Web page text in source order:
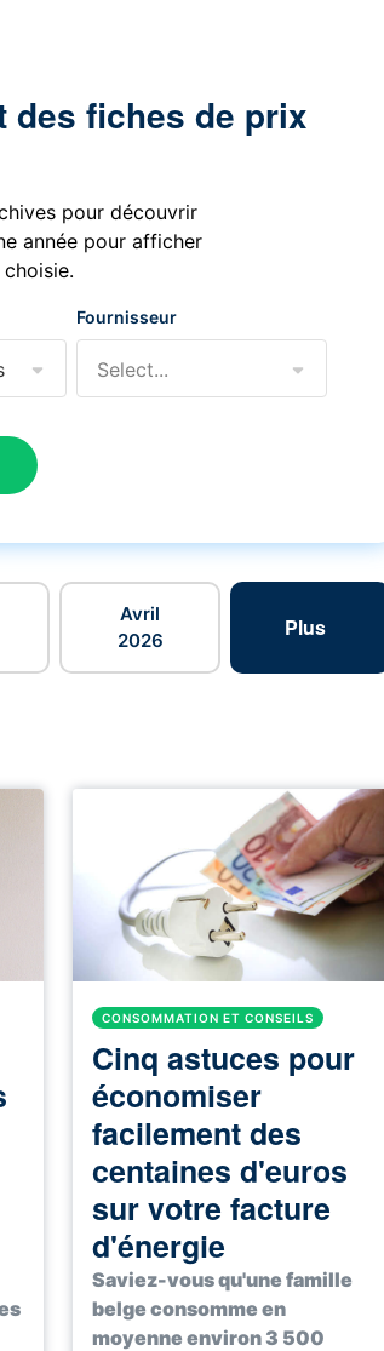
des fiches de prix
pour découvrir
année pour afficher
Fournisseur
Select...
Avril
2026
Plus
CONSOMMATION ET CONSEILS
Cinq astuces pour
économiser
facilement des
centaines d'euros
sur votre facture
d'énergie
Saviez-vous qu'une famille
belge consomme en
moyenne environ 3 500